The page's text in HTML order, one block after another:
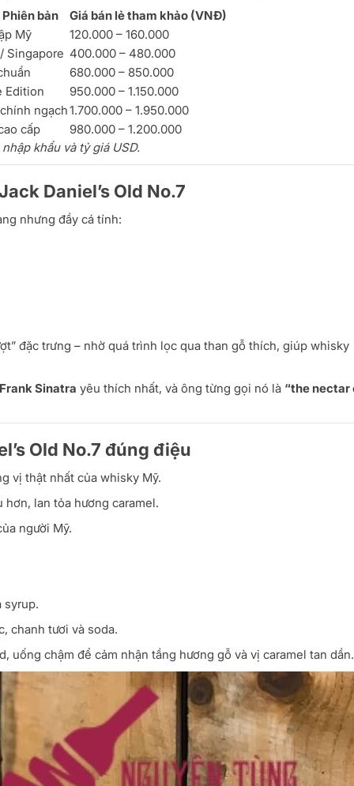
bản
Giá bán lẻ tham khảo (VNĐ)
Mỹ
120.000 – 160.000
Singapore 400.000 – 480.000
680.000 – 850.000
Edition
950.000 – 1.150.000
ngạch1.700.000 – 1.950.000
cấp
980.000 – 1.200.000
khẩu và tỷ giá USD.
Daniel’s Old No.7
nhưng đầy cá tính:
đặc trưng – nhờ quá trình lọc qua than gỗ thích, giúp whisky
Frank Sinatra yêu thích nhất, và ông từng gọi nó là “the nectar
Old No.7 đúng điệu
vị thật nhất của whisky Mỹ.
lan tỏa hương caramel.
người Mỹ.
syrup.
chanh tươi và soda.
uống chậm để cảm nhận tầng hương gỗ và vị caramel tan dần.